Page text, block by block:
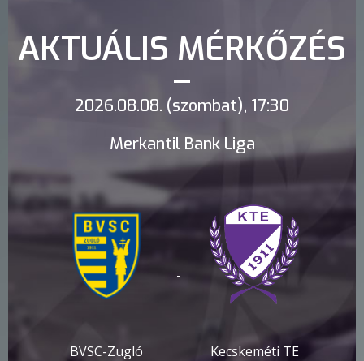
AKTUÁLIS MÉRKŐZÉS
2026.08.08. (szombat), 17:30
Merkantil Bank Liga
BVSC-Zugló
-
Kecskeméti TE